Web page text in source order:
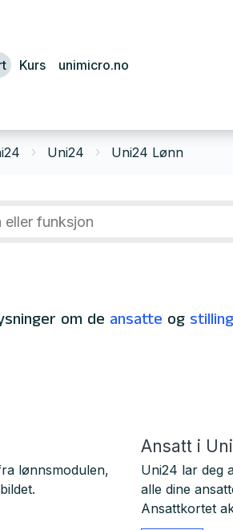
Kurs unimicro.no
Uni24 Uni24 Lønn
om de ansatte og
lønnsmodulen,
Ansatt i
Uni24 lar deg
alle dine
Ansattkortet